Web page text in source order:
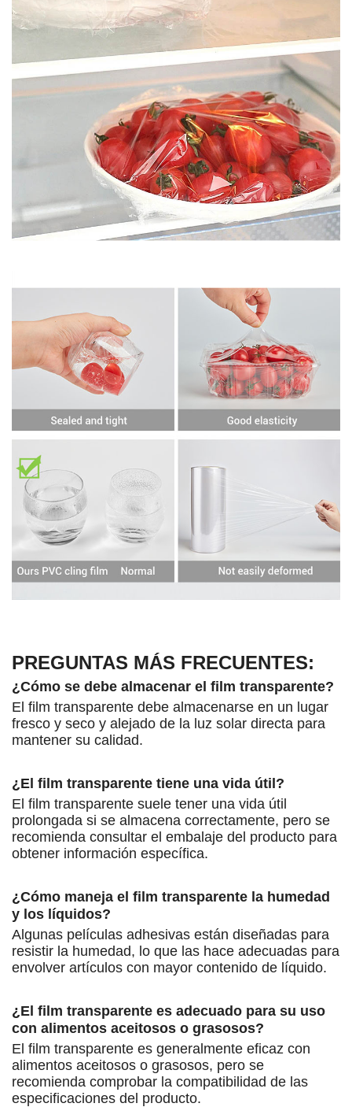
PREGUNTAS MÁS FRECUENTES:
¿Cómo se debe almacenar el film transparente?
El film transparente debe almacenarse en un lugar
fresco y seco y alejado de la luz solar directa para
mantener su calidad.
¿El film transparente tiene una vida útil?
El film transparente suele tener una vida útil
prolongada si se almacena correctamente, pero se
recomienda consultar el embalaje del producto para
obtener información específica.
¿Cómo maneja el film transparente la humedad
y los líquidos?
Algunas películas adhesivas están diseñadas para
resistir la humedad, lo que las hace adecuadas para
envolver artículos con mayor contenido de líquido.
¿El film transparente es adecuado para su uso
con alimentos aceitosos o grasosos?
El film transparente es generalmente eficaz con
alimentos aceitosos o grasosos, pero se
recomienda comprobar la compatibilidad de las
especificaciones del producto.